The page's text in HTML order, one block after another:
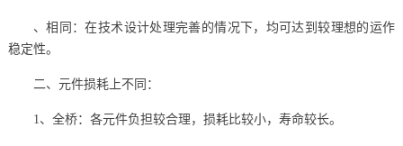
、相同：在技术设计处理完善的情况下，均可达到较理想的运作
稳定性。
二、元件损耗上不同：
1、全桥：各元件负担较合理，损耗比较小，寿命较长。